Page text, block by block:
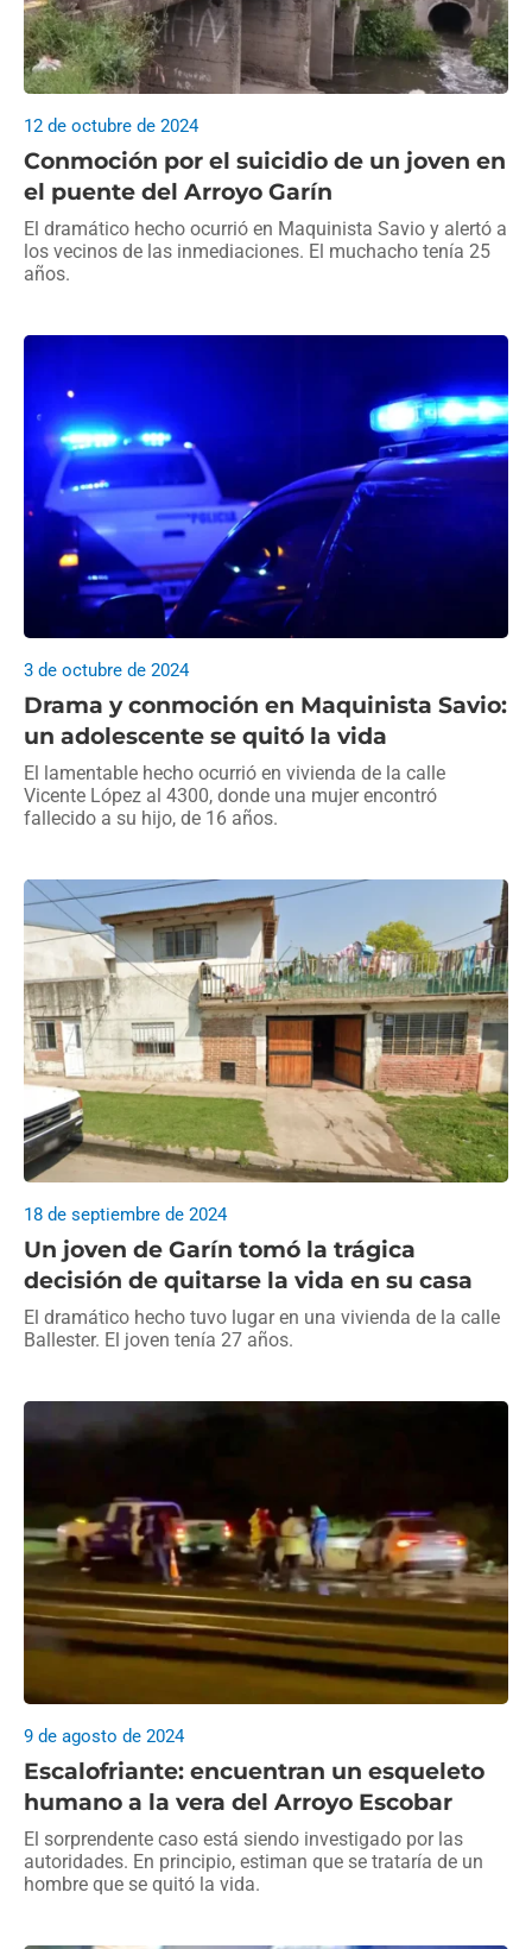
Conmoción por el suicidio de un joven en
el puente del Arroyo Garín
12 de octubre de 2024
El dramático hecho ocurrió en Maquinista Savio y alertó a
los vecinos de las inmediaciones. El muchacho tenía 25
años.
Drama y conmoción en Maquinista Savio:
un adolescente se quitó la vida
3 de octubre de 2024
El lamentable hecho ocurrió en vivienda de la calle
Vicente López al 4300, donde una mujer encontró
fallecido a su hijo, de 16 años.
Un joven de Garín tomó la trágica
decisión de quitarse la vida en su casa
18 de septiembre de 2024
El dramático hecho tuvo lugar en una vivienda de la calle
Ballester. El joven tenía 27 años.
Escalofriante: encuentran un esqueleto
humano a la vera del Arroyo Escobar
9 de agosto de 2024
El sorprendente caso está siendo investigado por las
autoridades. En principio, estiman que se trataría de un
hombre que se quitó la vida.